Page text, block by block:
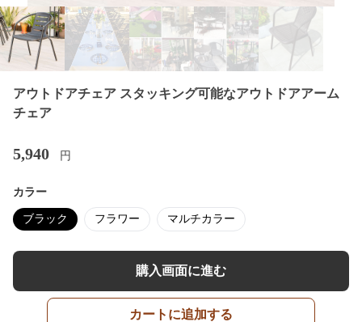
アウトドアチェア スタッキング可能なアウトドアアーム
チェア
5,940 円
カラー
ブラック フラワー マルチカラー
購入画面に進む
カートに追加する